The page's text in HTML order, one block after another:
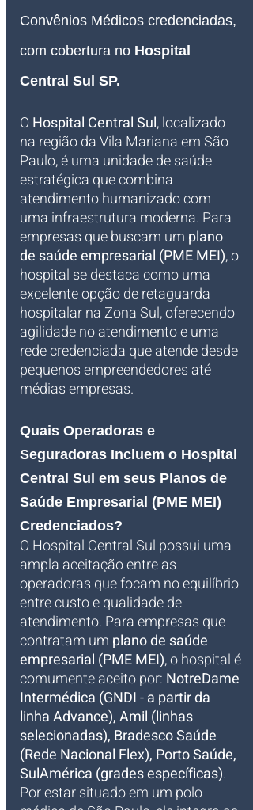
Convênios Médicos credenciadas,
com cobertura no Hospital
Central Sul SP.
O Hospital Central Sul, localizado
na região da Vila Mariana em São
Paulo, é uma unidade de saúde
estratégica que combina
atendimento humanizado com
uma infraestrutura moderna. Para
empresas que buscam um plano
de saúde empresarial (PME MEI), o
hospital se destaca como uma
excelente opção de retaguarda
hospitalar na Zona Sul, oferecendo
agilidade no atendimento e uma
rede credenciada que atende desde
pequenos empreendedores até
médias empresas.
Quais Operadoras e
Seguradoras Incluem o Hospital
Central Sul em seus Planos de
Saúde Empresarial (PME MEI)
Credenciados?
O Hospital Central Sul possui uma
ampla aceitação entre as
operadoras que focam no equilíbrio
entre custo e qualidade de
atendimento. Para empresas que
contratam um plano de saúde
empresarial (PME MEI), o hospital é
comumente aceito por: NotreDame
Intermédica (GNDI - a partir da
linha Advance), Amil (linhas
selecionadas), Bradesco Saúde
(Rede Nacional Flex), Porto Saúde,
SulAmérica (grades específicas).
Por estar situado em um polo